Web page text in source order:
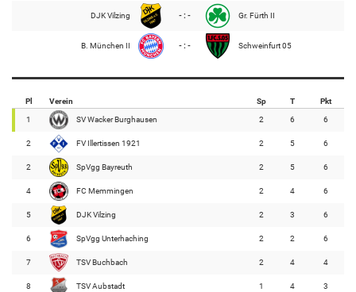
DJK Vilzing - : - Gr. Fürth II
B. München II - : - Schweinfurt 05
Pl Verein Sp T Pkt
1 SV Wacker Burghausen 2 6 6
2 FV Illertissen 1921 2 5 6
2 SpVgg Bayreuth 2 5 6
4 FC Memmingen 2 4 6
5 DJK Vilzing 2 3 6
6 SpVgg Unterhaching 2 2 6
7 TSV Buchbach 2 4 4
8 TSV Aubstadt 1 4 3